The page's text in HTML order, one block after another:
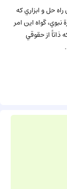
حل و ابزاري كه
گواه اين امر
از حقوقي